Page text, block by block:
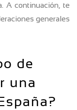
A continuación, te
generales
de
una